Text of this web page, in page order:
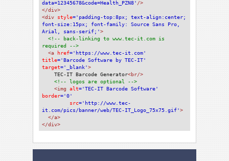
data=12345678&code=Health_PZN8' />
</div>
<div style='padding-top:8px; text-align:center;
font-size:15px; font-family: Source Sans Pro,
Arial, sans-serif;'>
<!-- back-linking to www.tec-it.com is
required -->
<a href='https://www.tec-it.com'
title='Barcode Software by TEC-IT'
target='_blank'>
TEC-IT Barcode Generator<br/>
<!-- logos are optional -->
<img alt='TEC-IT Barcode Software'
border='0'
src='http://www.tec-
it.com/pics/banner/web/TEC-IT_Logo_75x75.gif'>
</a>
</div>